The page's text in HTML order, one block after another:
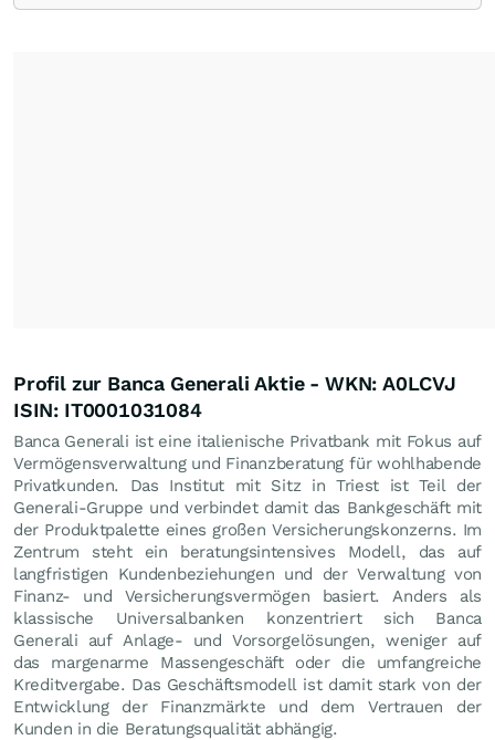
Profil zur Banca Generali Aktie - WKN: A0LCVJ
ISIN: IT0001031084
Banca Generali ist eine italienische Privatbank mit Fokus auf
Vermögensverwaltung und Finanzberatung für wohlhabende
Privatkunden. Das Institut mit Sitz in Triest ist Teil der
Generali-Gruppe und verbindet damit das Bankgeschäft mit
der Produktpalette eines großen Versicherungskonzerns. Im
Zentrum steht ein beratungsintensives Modell, das auf
langfristigen Kundenbeziehungen und der Verwaltung von
Finanz- und Versicherungsvermögen basiert. Anders als
klassische Universalbanken konzentriert sich Banca
Generali auf Anlage- und Vorsorgelösungen, weniger auf
das margenarme Massengeschäft oder die umfangreiche
Kreditvergabe. Das Geschäftsmodell ist damit stark von der
Entwicklung der Finanzmärkte und dem Vertrauen der
Kunden in die Beratungsqualität abhängig.